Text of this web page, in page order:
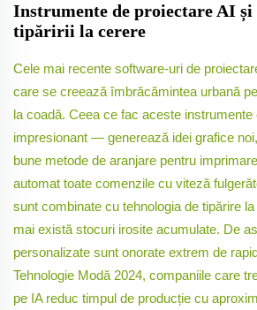
Instrumente de proiectare AI și
tipăririi la cerere
Cele mai recente software-uri de
care se creează îmbrăcămintea urbană
la coadă. Ceea ce fac aceste instrumente
impresionant — generează idei grafice
bune metode de aranjare pentru
automat toate comenzile cu viteză
sunt combinate cu tehnologia de tipărire
mai există stocuri irosite acumulate. De
personalizate sunt onorate extrem de
Tehnologie Modă 2024, companiile care
pe IA reduc timpul de producție cu